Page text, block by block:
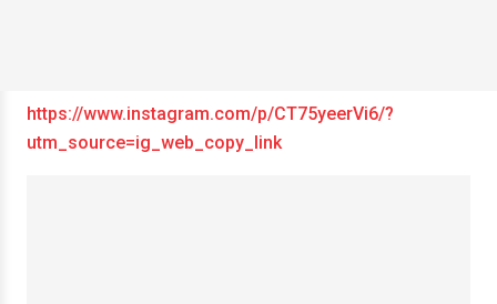
https://www.instagram.com/p/CT75yeerVi6/?
utm_source=ig_web_copy_link